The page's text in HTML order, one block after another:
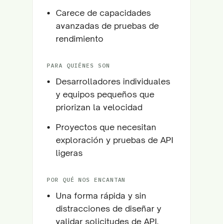
Carece de capacidades
avanzadas de pruebas de
rendimiento
PARA QUIÉNES SON
Desarrolladores individuales
y equipos pequeños que
priorizan la velocidad
Proyectos que necesitan
exploración y pruebas de API
ligeras
POR QUÉ NOS ENCANTAN
Una forma rápida y sin
distracciones de diseñar y
validar solicitudes de API.